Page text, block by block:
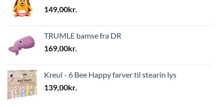
149,00kr.
TRUMLE bamse fra DR
169,00kr.
Kreul - 6 Bee Happy farver til stearin lys
139,00kr.